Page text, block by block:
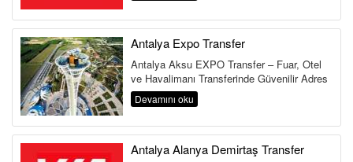
Antalya Expo Transfer
Antalya Aksu EXPO Transfer – Fuar, Otel
ve Havalimanı Transferinde Güvenilir Adres
Antalya Aksu Transfer Hi...
Devamını oku
Antalya Alanya Demirtaş Transfer